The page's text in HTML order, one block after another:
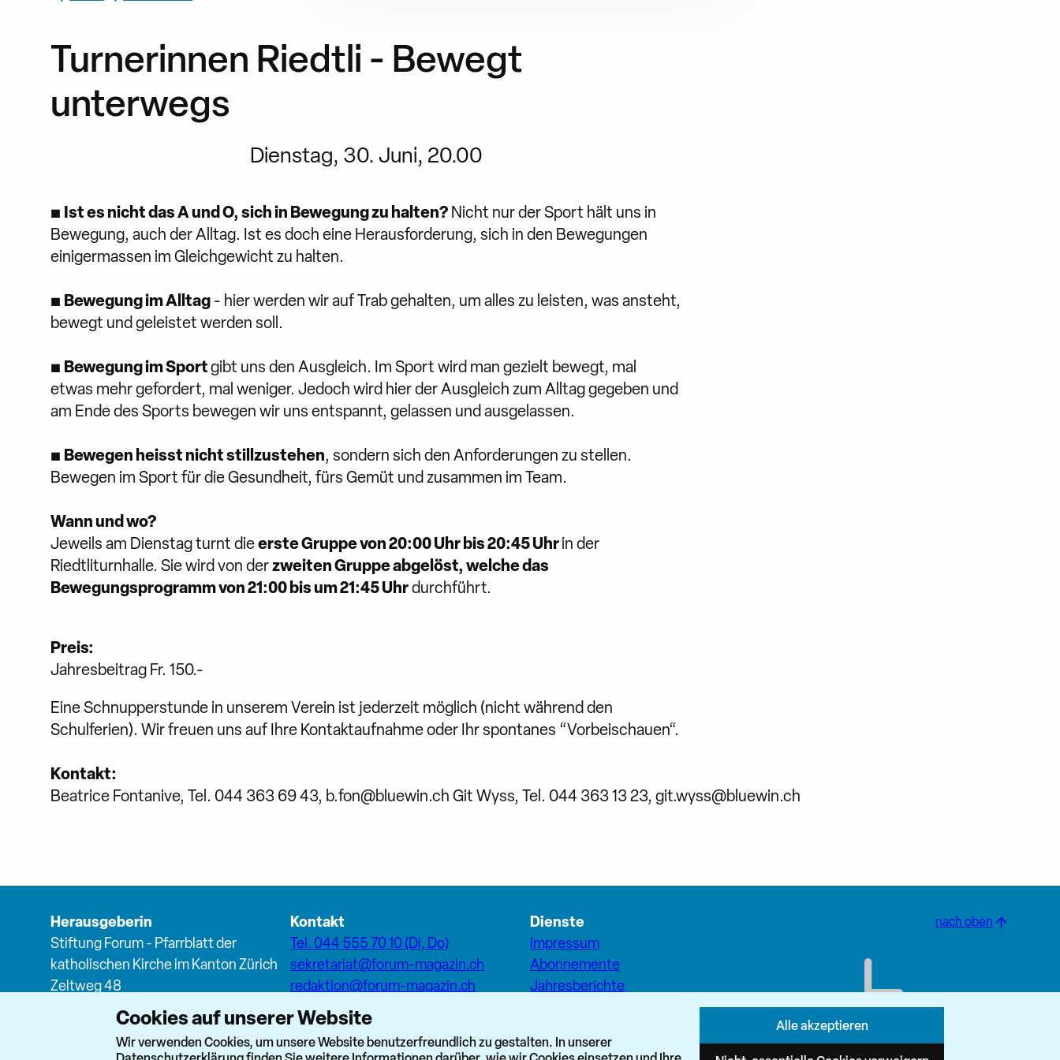
Turnerinnen Riedtli - Bewegt
unterwegs
Dienstag, 30. Juni, 20.00
▪ Ist es nicht das A und O, sich in Bewegung zu halten?Nicht nur der Sport hält uns in
Bewegung, auch der Alltag. Ist es doch eine Herausforderung, sich in den Bewegungen
einigermassen im Gleichgewicht zu halten.
▪ Bewegung im Alltag- hier werden wir auf Trab gehalten, um alles zu leisten, was ansteht,
bewegt und geleistet werden soll.
▪ Bewegung im Sportgibt uns den Ausgleich. Im Sport wird man gezielt bewegt, mal
etwas mehr gefordert, mal weniger. Jedoch wird hier der Ausgleich zum Alltag gegeben und
am Ende des Sports bewegen wir uns entspannt, gelassen und ausgelassen.
▪ Bewegen heisst nicht stillzustehen, sondern sich den Anforderungen zu stellen.
Bewegen im Sport für die Gesundheit, fürs Gemüt und zusammen im Team.
Wann und wo?
Jeweils am Dienstag turnt dieerste Gruppe von 20:00 Uhr bis 20:45 Uhrin der
Riedtliturnhalle. Sie wird von derzweiten Gruppe abgelöst, welche das
Bewegungsprogramm von 21:00 bis um 21:45 Uhrdurchführt.
Preis:
Jahresbeitrag Fr. 150.-
Eine Schnupperstunde in unserem Verein ist jederzeit möglich (nicht während den
Schulferien). Wir freuen uns auf Ihre Kontaktaufnahme oder Ihr spontanes “Vorbeischauen“.
Kontakt:
Beatrice Fontanive, Tel. 044 363 69 43, b.fon@bluewin.ch Git Wyss, Tel. 044 363 13 23, git.wyss@bluewin.ch
Herausgeberin
Stiftung Forum - Pfarrblatt der
katholischen Kirche im Kanton Zürich
Zeltweg 48
8032 Zürich
Kontakt
Tel. 044 555 70 10 (Di, Do)
sekretariat@forum-magazin.ch
redaktion@forum-magazin.ch
Forum Team
Netzwerk
Dienste
Impressum
Abonnemente
Jahresberichte
Dashboard Forum+
nach oben
Cookies auf unserer Website
Wir verwenden Cookies, um unsere Website benutzerfreundlich zu gestalten. In unserer
Alle akzeptieren